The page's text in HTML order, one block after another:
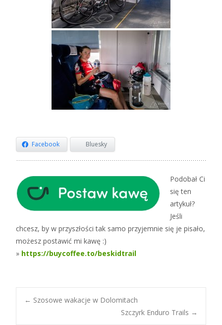
Facebook Bluesky
Podobał Ci
się ten
artykuł?
Jeśli
chcesz, by w przyszłości tak samo przyjemnie się je pisało,
możesz postawić mi kawę :)
» https://buycoffee.to/beskidtrail
Post
← Szosowe wakacje w Dolomitach
Szczyrk Enduro Trails →